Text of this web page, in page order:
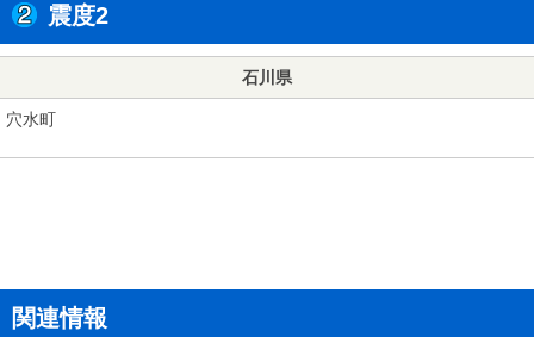
震度2
石川県
穴水町
関連情報